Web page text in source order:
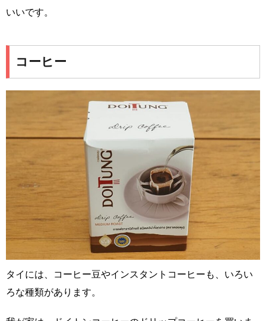
いいです。
コーヒー
タイには、コーヒー豆やインスタントコーヒーも、いろい
ろな種類があります。